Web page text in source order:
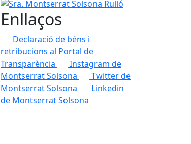
Enllaços
Declaració de béns i
retribucions al Portal de
Transparència
Instagram de
Montserrat Solsona
Twitter de
Montserrat Solsona
Linkedin
de Montserrat Solsona